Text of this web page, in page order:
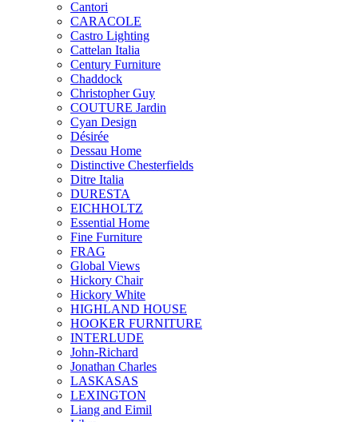
Cantori
CARACOLE
Castro Lighting
Cattelan Italia
Century Furniture
Chaddock
Christopher Guy
COUTURE Jardin
Cyan Design
Désirée
Dessau Home
Distinctive Chesterfields
Ditre Italia
DURESTA
EICHHOLTZ
Essential Home
Fine Furniture
FRAG
Global Views
Hickory Chair
Hickory White
HIGHLAND HOUSE
HOOKER FURNITURE
INTERLUDE
John-Richard
Jonathan Charles
LASKASAS
LEXINGTON
Liang and Eimil